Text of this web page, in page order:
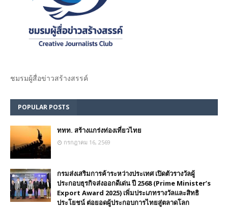
ชมรม​ผู้สื่อข่าวสร้างสรรค์​
POPULAR POSTS
ททท. สร้างแกร่งท่องเที่ยวไทย
กรกฎาคม 16, 2569
กรมส่งเสริมการค้าระหว่างประเทศ เปิดตัวรางวัลผู้
ประกอบธุรกิจส่งออกดีเด่น ปี 2568 (Prime Minister’s
Export Award 2025) เพิ่มประเภทรางวัลและสิทธิ
ประโยชน์ ต่อยอดผู้ประกอบการไทยสู่ตลาดโลก